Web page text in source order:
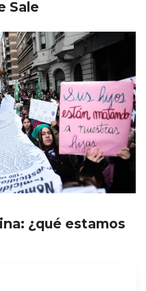
Sale
¿qué estamos